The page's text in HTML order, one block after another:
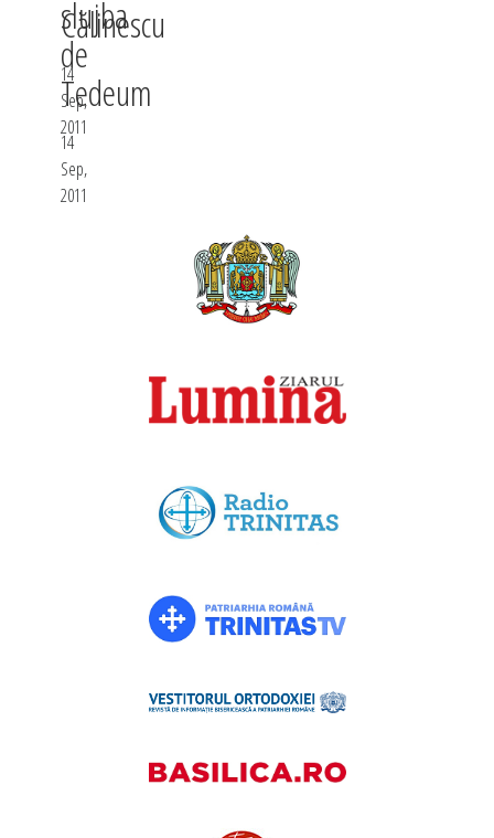
Călinescu
14
Sep,
2011
slujba
de
Tedeum
14
Sep,
2011